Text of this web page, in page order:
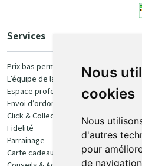
Nous
cookies
Nous
d'autres
pour
de
Services
Prix bas permanent
L’équipe de la pharmacie
Espace professionnel
Envoi d’ordonnance
Click & Collect
Fidelité
Parrainage
Carte cadeau